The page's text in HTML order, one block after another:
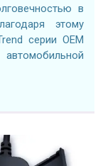
в
этому
серии OEM